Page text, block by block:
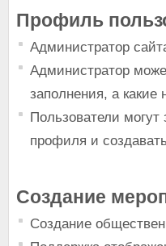
Профиль
Администратор
Администратор
заполнения, а какие
Пользователи
профиля и
Создание
Создание